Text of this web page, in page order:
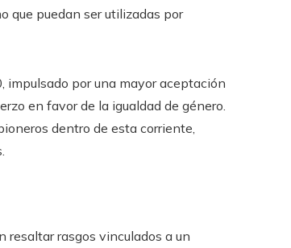
que puedan ser utilizadas por
impulsado por una mayor aceptación
en favor de la igualdad de género.
dentro de esta corriente,
resaltar rasgos vinculados a un